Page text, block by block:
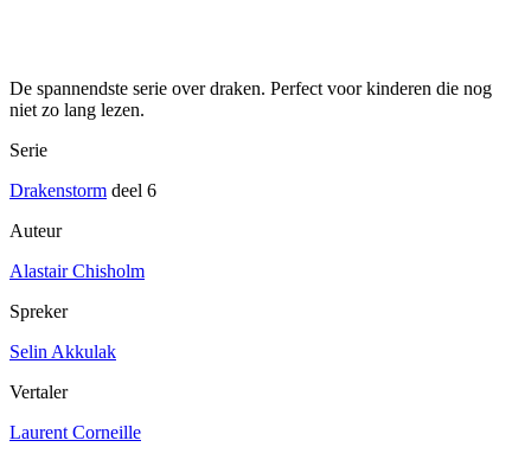
De spannendste serie over draken. Perfect voor kinderen die nog
niet zo lang lezen.
Serie
Drakenstorm deel 6
Auteur
Alastair Chisholm
Spreker
Selin Akkulak
Vertaler
Laurent Corneille